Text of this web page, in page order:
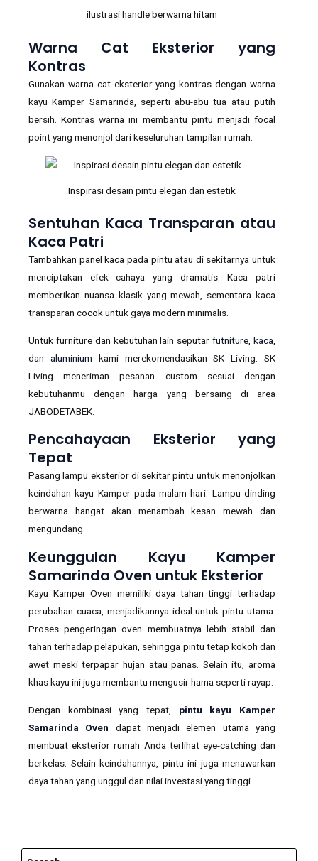
ilustrasi handle berwarna hitam
Warna Cat Eksterior yang
Kontras
Gunakan warna cat eksterior yang kontras dengan warna
kayu Kamper Samarinda, seperti abu-abu tua atau putih
bersih. Kontras warna ini membantu pintu menjadi focal
point yang menonjol dari keseluruhan tampilan rumah.
Inspirasi desain pintu elegan dan estetik
Sentuhan Kaca Transparan atau
Kaca Patri
Tambahkan panel kaca pada pintu atau di sekitarnya untuk
menciptakan efek cahaya yang dramatis. Kaca patri
memberikan nuansa klasik yang mewah, sementara kaca
transparan cocok untuk gaya modern minimalis.
Untuk furniture dan kebutuhan lain seputarfutniture ,kaca,
dan aluminium kami merekomendasikan SK Living. SK
Living meneriman pesanan custom sesuai dengan
kebutuhanmu dengan harga yang bersaing di area
JABODETABEK.
Pencahayaan Eksterior yang
Tepat
Pasang lampu eksterior di sekitar pintu untuk menonjolkan
keindahan kayu Kamper pada malam hari. Lampu dinding
berwarna hangat akan menambah kesan mewah dan
mengundang.
Keunggulan Kayu Kamper
Samarinda Oven untuk Eksterior
Kayu Kamper Oven memiliki daya tahan tinggi terhadap
perubahan cuaca, menjadikannya ideal untuk pintu utama.
Proses pengeringan oven membuatnya lebih stabil dan
tahan terhadap pelapukan, sehingga pintu tetap kokoh dan
awet meski terpapar hujan atau panas. Selain itu, aroma
khas kayu ini juga membantu mengusir hama seperti rayap.
Dengan kombinasi yang tepat, pintu kayu Kamper
Samarinda Oven dapat menjadi elemen utama yang
membuat eksterior rumah Anda terlihat eye-catching dan
berkelas. Selain keindahannya, pintu ini juga menawarkan
daya tahan yang unggul dan nilai investasi yang tinggi.